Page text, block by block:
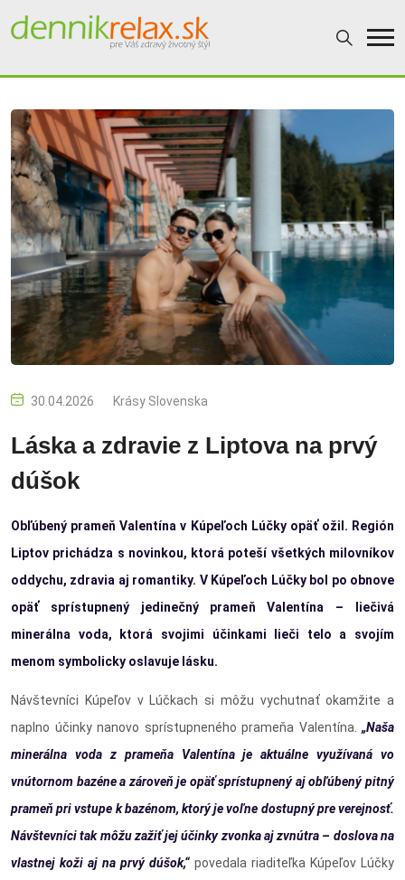
30.04.2026 Krásy Slovenska
Láska a zdravie z Liptova na prvý
dúšok
Obľúbený prameň Valentína v Kúpeľoch Lúčky opäť ožil. Región
Liptov prichádza s novinkou, ktorá poteší všetkých milovníkov
oddychu, zdravia aj romantiky. V Kúpeľoch Lúčky bol po obnove
opäť sprístupnený jedinečný prameň Valentína – liečivá
minerálna voda, ktorá svojimi účinkami lieči telo a svojím
menom symbolicky oslavuje lásku.
Návštevníci Kúpeľov v Lúčkach si môžu vychutnať okamžite a
naplno účinky nanovo sprístupneného prameňa Valentína. „Naša
minerálna voda z prameňa Valentína je aktuálne využívaná vo
vnútornom bazéne a zároveň je opäť sprístupnený aj obľúbený pitný
prameň pri vstupe k bazénom, ktorý je voľne dostupný pre verejnosť.
Návštevníci tak môžu zažiť jej účinky zvonka aj zvnútra – doslova na
vlastnej koži aj na prvý dúšok,“ povedala riaditeľka Kúpeľov Lúčky